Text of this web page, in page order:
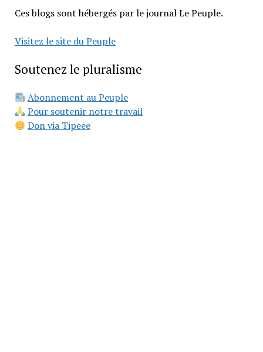
Ces blogs sont hébergés par le journal Le Peuple.
Visitez le site du Peuple
Soutenez le pluralisme
Abonnement au Peuple
Pour soutenir notre travail
Don via Tipeee